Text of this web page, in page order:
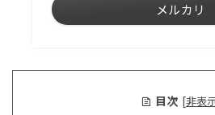
メルカリ
目次 [非表